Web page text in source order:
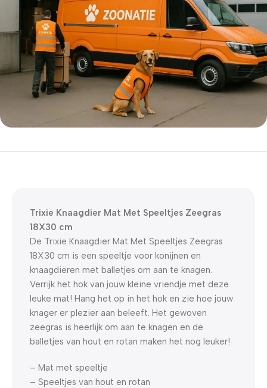
5% korting met code
Trixie Knaagdier Mat Met Speeltjes Zeegras
18X30 cm
De Trixie Knaagdier Mat Met Speeltjes Zeegras
18X30 cm is een speeltje voor konijnen en
knaagdieren met balletjes om aan te knagen.
Verrijk het hok van jouw kleine vriendje met deze
leuke mat! Hang het op in het hok en zie hoe jouw
knager er plezier aan beleeft. Het gewoven
zeegras is heerlijk om aan te knagen en de
balletjes van hout en rotan maken het nog leuker!
– Mat met speeltje
– Speeltjes van hout en rotan